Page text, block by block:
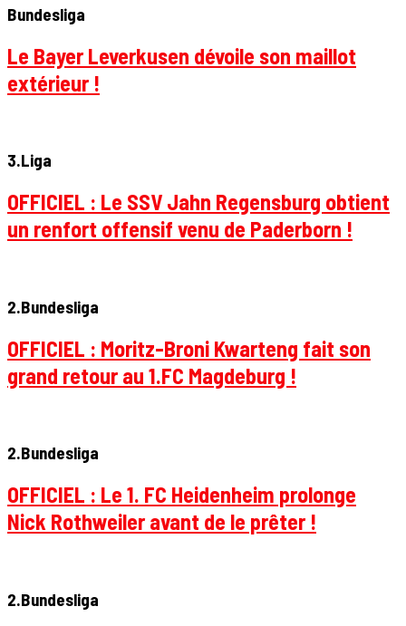
Bundesliga
Le Bayer Leverkusen dévoile son maillot
extérieur !
3.Liga
OFFICIEL : Le SSV Jahn Regensburg obtient
un renfort offensif venu de Paderborn !
2.Bundesliga
OFFICIEL : Moritz-Broni Kwarteng fait son
grand retour au 1.FC Magdeburg !
2.Bundesliga
OFFICIEL : Le 1. FC Heidenheim prolonge
Nick Rothweiler avant de le prêter !
2.Bundesliga